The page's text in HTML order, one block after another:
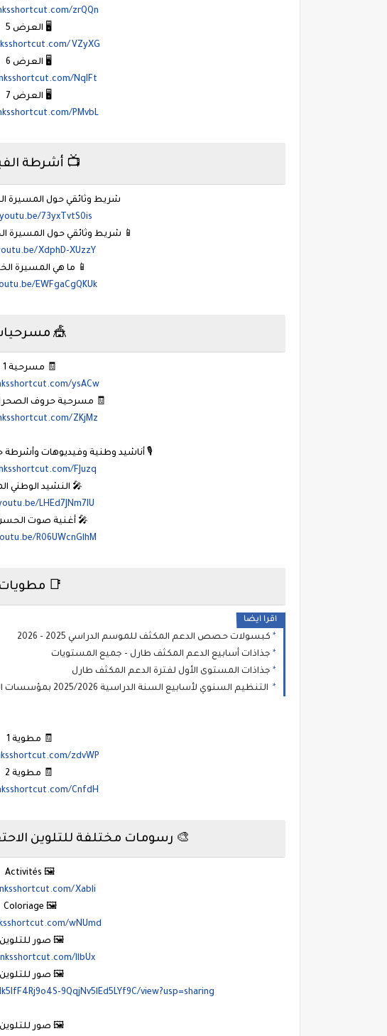
zrQQn
🖥️ العرض 5
VZyXG
🖥️ العرض 6
NqIFt
🖥️ العرض 7
PMvbL
📺 أشرطة
شريط وثائقي حول المسيرة
73yxTvtS0is
📱 شريط وثائقي حول المسيرة
XdphD-XUzzY
📱 ما هي المسيرة
EWFgaCgQKUk
🎪
🧾 مسرحية 1
ysACw
🧾 مسرحية حروف
ZKjMz
🎙️ أناشيد وطنية وفيديوهات وأشرطة
FJuzq
🎤 النشيد الوطني
LHEd7JNm7IU
🎤 أغنية صوت
R06UWcnGlhM
📑
اقرا ايضا
كبسولات حصص الدعم المكثف للموسم الدراسي 2025 - 2026
جذاذات أسابيع الدعم المكثف طارل - جميع المستويات
جذاذات المستوى الأول لفترة الدعم المكثف طارل
التنظيم السنوي لأسابيع السنة الدراسية 2025/2026 بمؤسسات الريادة
🧾 مطوية 1
zdvWP
🧾 مطوية 2
CnfdH
🎨 رسومات مختلفة للتلوين
🖼️ Activités
Xabli
🖼️ Coloriage
wNUmd
🖼️ صور
llbUx
🖼️ صور
9QqjNv5lEd5LYf9C/view?usp=sharing
🖼️ صور